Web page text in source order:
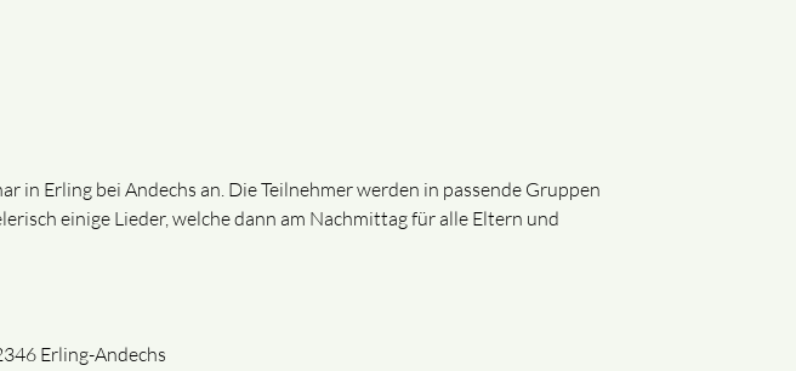
Erling bei Andechs an. Die Teilnehmer werden in passende Gruppen
einige Lieder, welche dann am Nachmittag für alle Eltern und
Erling-Andechs